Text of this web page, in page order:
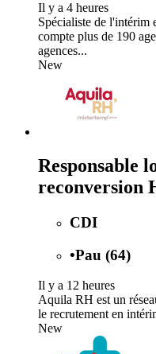
Il y a 4 heures
Spécialiste de l'intérim
compte plus de 190
agences...
New
Responsable
reconversion
CDI
•Pau (64)
Il y a 12 heures
Aquila RH est un
le recrutement en
New